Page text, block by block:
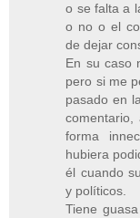
o se falta a
o no o el
de dejar
En su caso
pero si me
pasado en
comentario,
forma
hubiera
él cuando
y políticos.
Tiene